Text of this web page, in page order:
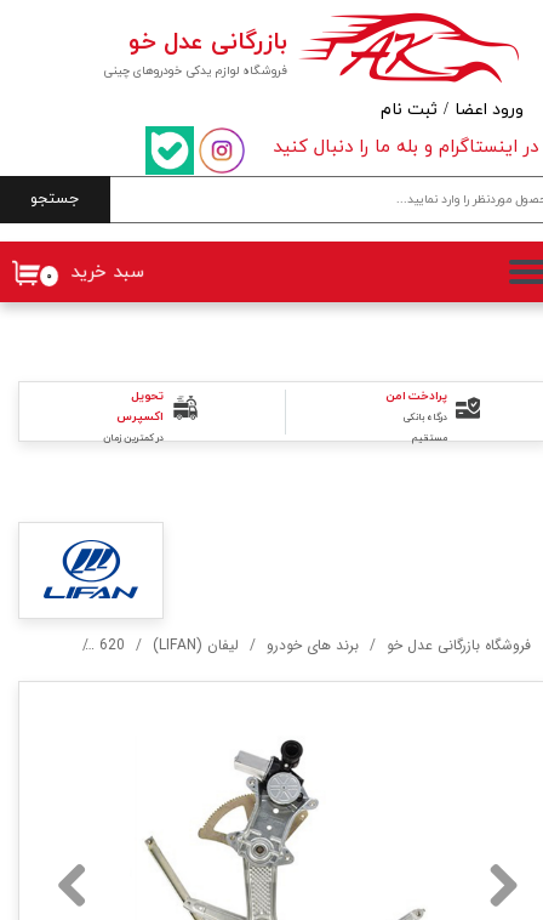
فروشگاه لوازم یدکی خودروهای چینی
بازرگانی عدل خو
جستجو
۰ سبد خرید
در اینستاگرام و بله ما را دنبال کنید
ورود اعضا / ثبت نام
حساب کاربری من
تغییر گذر واژه
سفارشات
خروج از حساب کاربری
فروشگاه بازرگانی عدل خو برند های خودرو لیفان (LIFAN) 620
تحویل
اکسپرس
در کمترین زمان
پرادخت امن
درگاه بانکی
مستقیم